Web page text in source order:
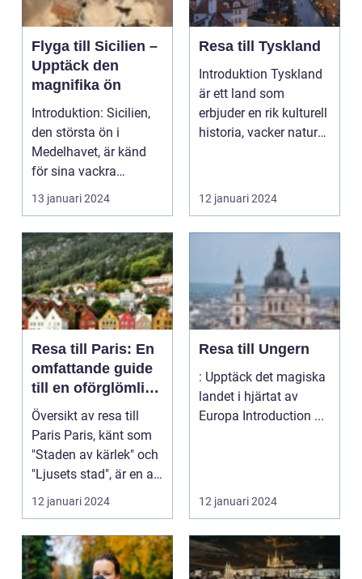
Flyga till Sicilien –
Upptäck den
magnifika ön
Introduktion: Sicilien,
den största ön i
Medelhavet, är känd
för sina vackra
stränder, rika kultur o...
13 januari 2024
Resa till Tyskland
Introduktion Tyskland
är ett land som
erbjuder en rik kulturell
historia, vacker natur
12 januari 2024
Resa till Paris: En
omfattande guide
till en oförglömlig
upplevelse
Översikt av resa till
Paris Paris, känt som
"Staden av kärlek" och
"Ljusets stad", är en av
världens...
12 januari 2024
Resa till Ungern
: Upptäck det magiska
landet i hjärtat av
Europa Introduction ...
12 januari 2024